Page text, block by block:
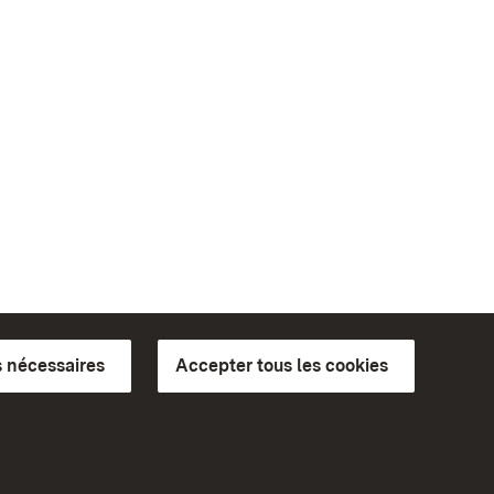
Accepter tous les cookies